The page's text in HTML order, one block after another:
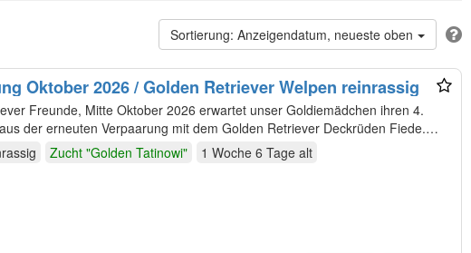
Anzeigendatum, neueste oben
Oktober 2026 / Golden Retriever Welpen reinrassig
unser Goldiemädchen ihren 4.
der erneuten Verpaarung mit dem Golden Retriever Deckrüden Fiede.
Zucht "Golden Tatinowi" 1 Woche 6 Tage alt